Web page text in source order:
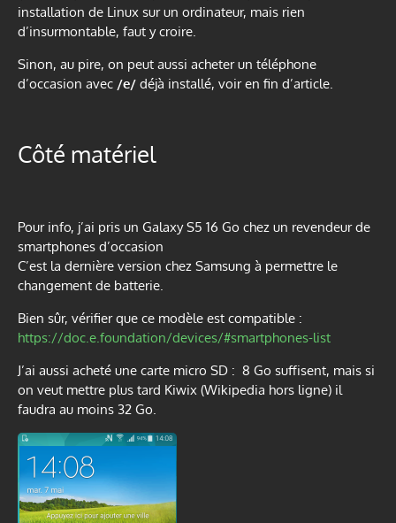
installation de Linux sur un ordinateur, mais rien
d’insurmontable, faut y croire.
Sinon, au pire, on peut aussi acheter un téléphone
d’occasion avec /e/ déjà installé, voir en fin d’article.
Côté matériel
Pour info, j’ai pris un Galaxy S5 16 Go chez un revendeur de
smartphones d’occasion
C’est la dernière version chez Samsung à permettre le
changement de batterie.
Bien sûr, vérifier que ce modèle est compatible :
https://doc.e.foundation/devices/#smartphones-list
J’ai aussi acheté une carte micro SD : 8 Go suffisent, mais si
on veut mettre plus tard Kiwix (Wikipedia hors ligne) il
faudra au moins 32 Go.